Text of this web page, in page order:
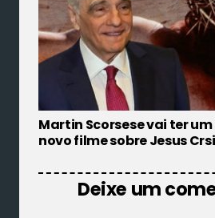
Martin Scorsese vai ter
novo filme sobre Jesus
Deixe um